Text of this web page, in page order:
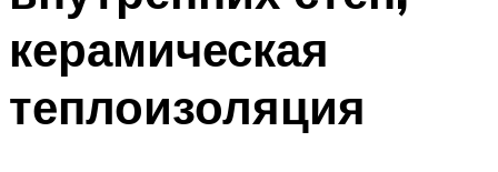
керамическая
теплоизоляция